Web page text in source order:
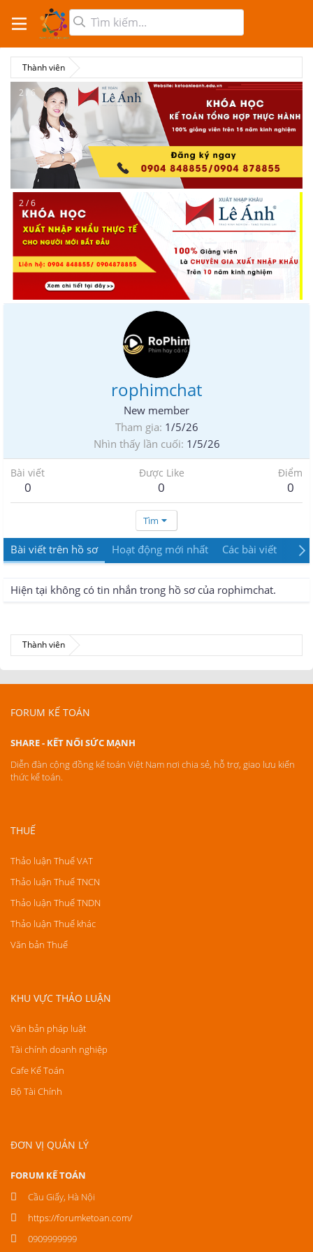
Thành viên
2 / 6
2 / 6
rophimchat
New member
Tham gia 1/5/26
Nhìn thấy lần cuối 1/5/26
Bài viết
0
Được Like
0
Điểm
0
Tìm
Bài viết trên hồ sơ Hoạt động mới nhất Các bài viết
Hiện tại không có tin nhắn trong hồ sơ của rophimchat.
Thành viên
FORUM KẾ TOÁN
SHARE - KẾT NỐI SỨC MẠNH
Diễn đàn cộng đồng kế toán Việt Nam nơi chia sẻ, hỗ trợ, giao lưu kiến
thức kế toán.
THUẾ
Thảo luận Thuế VAT
Thảo luận Thuế TNCN
Thảo luận Thuế TNDN
Thảo luận Thuế khác
Văn bản Thuế
KHU VỰC THẢO LUẬN
Văn bản pháp luật
Tài chính doanh nghiệp
Cafe Kế Toán
Bộ Tài Chính
ĐƠN VỊ QUẢN LÝ
FORUM KẾ TOÁN
Cầu Giấy, Hà Nội
https://forumketoan.com/
0909999999